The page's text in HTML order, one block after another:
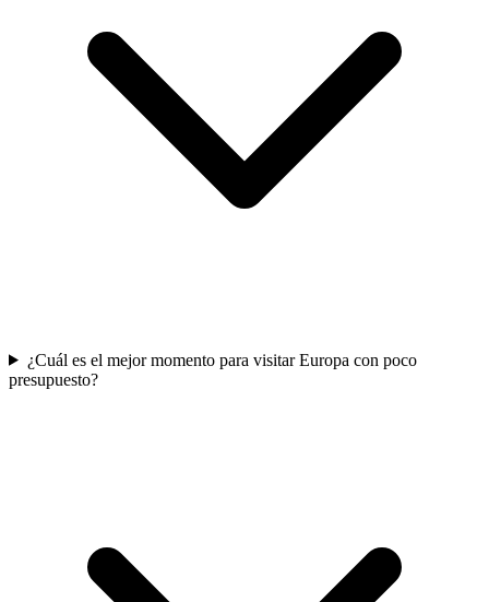
¿Cuál es el mejor momento para visitar Europa con poco
presupuesto?